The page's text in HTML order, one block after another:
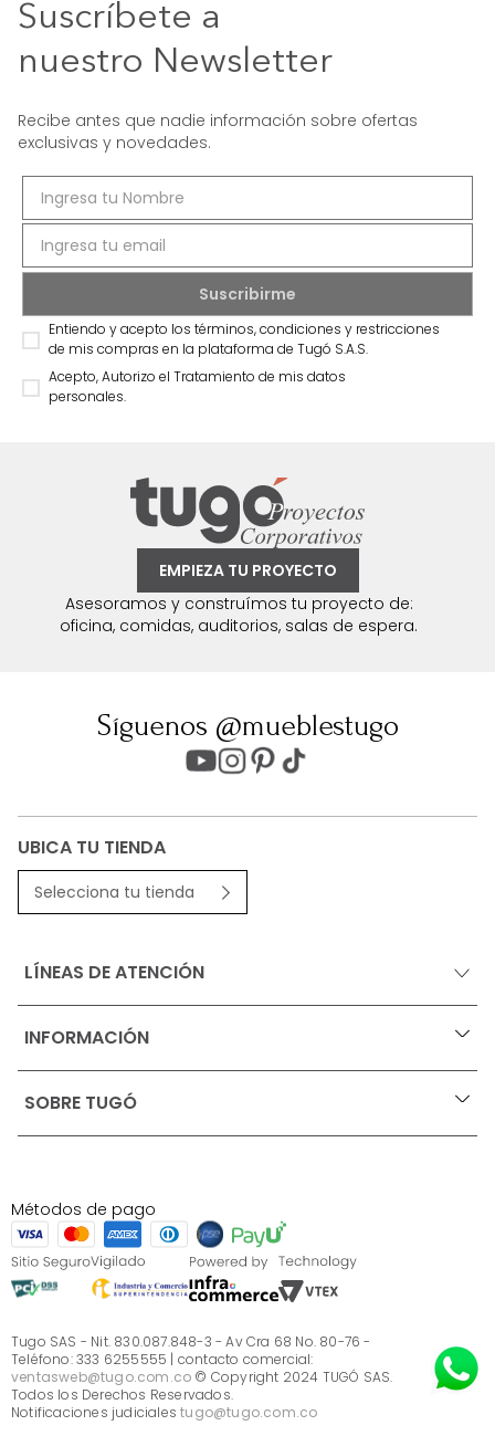
Suscríbete a
nuestro Newsletter
Recibe antes que nadie información sobre ofertas
exclusivas y novedades.
Entiendo y acepto los términos, condiciones y restricciones
de mis compras en la plataforma de Tugó S.A.S.
Acepto, Autorizo el Tratamiento de mis datos
personales.
EMPIEZA TU PROYECTO
Asesoramos y construímos tu proyecto de:
oficina, comidas, auditorios, salas de espera.
Síguenos @mueblestugo
UBICA TU TIENDA
Selecciona tu tienda
LÍNEAS DE ATENCIÓN
INFORMACIÓN +
Ofertas vigentes
Términos, condiciones y restricciones para productos
S.A.S
Términos, condiciones y restricciones Tugó S.A.S
Instructivo cuidado de muebles
Sé parte de Tugó
¿Quiénes somos?
Servicio al cliente
SOBRE TUGÓ +
¿Quieres vender en Tugó?
Métodos de pago
Tugo SAS - Nit. 830.087.848-3 - Av Cra 68 No. 80-76 -
Teléfono: 333 6255555 | contacto comercial:
ventasweb@tugo.com.co © Copyright 2024 TUGÓ SAS.
Todos los Derechos Reservados.
Notificaciones judicialestugo@tugo.com.co